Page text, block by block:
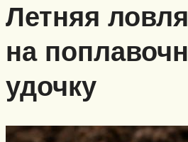
Летняя
на
удочку